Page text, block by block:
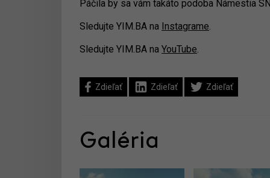
Páčila by sa vám takáto podoba Námestia
Sledujte YIM.BA na Instagrame.
Sledujte YIM.BA na YouTube.
Zdieľať Zdieľať Zdieľať
Galéria